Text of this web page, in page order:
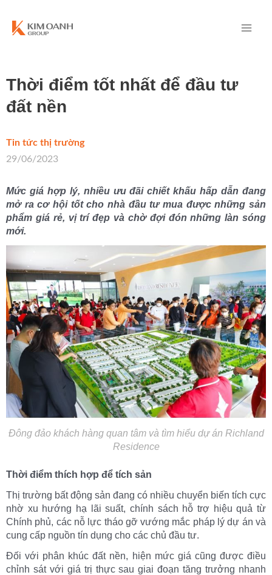
Thời điểm tốt nhất để đầu tư
đất nền
Tin tức thị trường/
29/06/2023
Mức giá hợp lý, nhiều ưu đãi chiết khấu hấp dẫn đang
mở ra cơ hội tốt cho nhà đầu tư mua được những sản
phẩm giá rẻ, vị trí đẹp và chờ đợi đón những làn sóng
mới.
Đông đảo khách hàng quan tâm và tìm hiểu dự án Richland
Residence
Thời điểm thích hợp để tích sản
Thị trường bất động sản đang có nhiều chuyển biến tích cực
nhờ xu hướng hạ lãi suất, chính sách hỗ trợ hiệu quả từ
Chính phủ, các nỗ lực tháo gỡ vướng mắc pháp lý dự án và
cung cấp nguồn tín dụng cho các chủ đầu tư.
Đối với phân khúc đất nền, hiện mức giá cũng được điều
chỉnh sát với giá trị thực sau giai đoạn tăng trưởng nhanh